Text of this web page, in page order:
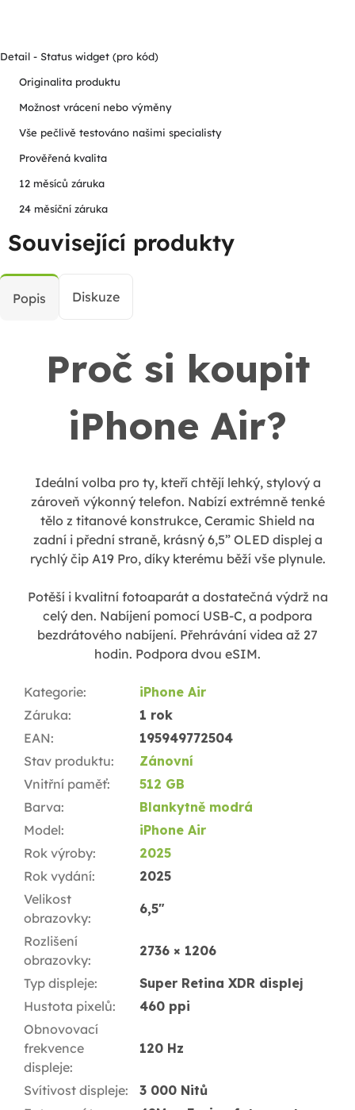
Detail - Status widget (pro kód)
Originalita produktu
Možnost vrácení nebo výměny
Vše pečlivě testováno našimi specialisty
Prověřená kvalita
12 měsíců záruka
24 měsíční záruka
Související produkty
Popis Diskuze
Proč si koupit
iPhone Air?
Ideální volba pro ty, kteří chtějí lehký, stylový a
zároveň výkonný telefon. Nabízí extrémně tenké
tělo z titanové konstrukce, Ceramic Shield na
zadní i přední straně, krásný 6,5” OLED displej a
rychlý čip A19 Pro, díky kterému běží vše plynule.
Potěší i kvalitní fotoaparát a dostatečná výdrž na
celý den. Nabíjení pomocí USB-C, a podpora
bezdrátového nabíjení. Přehrávání videa až 27
hodin. Podpora dvou eSIM.
Kategorie:
iPhone Air
Záruka:
1 rok
EAN:
195949772504
Stav produktu:
Zánovní
Vnitřní paměť:
512 GB
Barva:
Blankytně modrá
Model:
iPhone Air
Rok výroby:
2025
Rok vydání:
2025
Velikost
obrazovky:
6,5"
Rozlišení
obrazovky:
2736 × 1206
Typ displeje:
Super Retina XDR displej
Hustota pixelů:
460 ppi
Obnovovací
frekvence
displeje:
120 Hz
Svítivost displeje:
3 000 Nitů